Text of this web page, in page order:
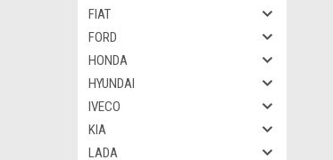
FIAT
FORD
HONDA
HYUNDAI
IVECO
KIA
LADA